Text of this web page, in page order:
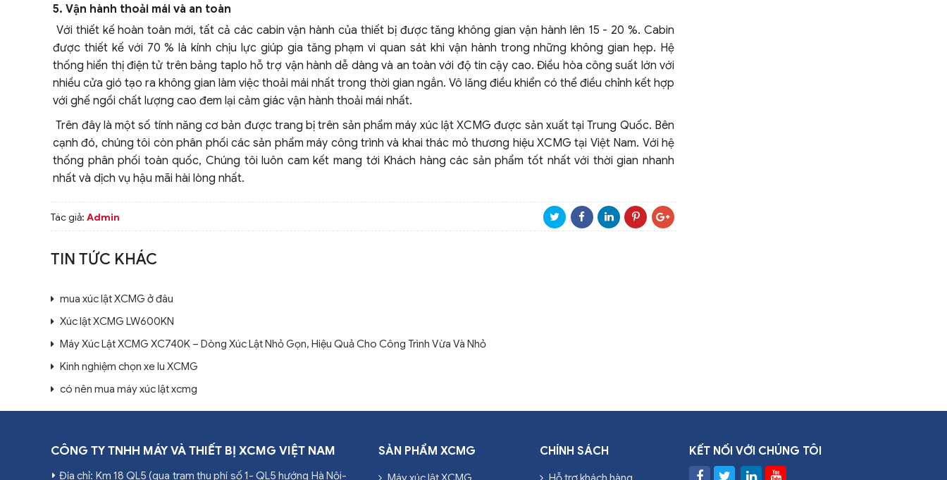
5. Vận hành thoải mái và an toàn
Với thiết kế hoàn toàn mới, tất cả các cabin vận hành của thiết bị được tăng không gian vận hành lên 15 - 20 %. Cabin
được thiết kế với 70 % là kính chịu lực giúp gia tăng phạm vi quan sát khi vận hành trong những không gian hẹp. Hệ
thống hiển thị điện tử trên bảng taplo hỗ trợ vận hành dễ dàng và an toàn với độ tin cậy cao. Điều hòa công suất lớn với
nhiều cửa gió tạo ra không gian làm việc thoải mái nhất trong thời gian ngắn. Vô lăng điều khiển có thể điều chỉnh kết hợp
với ghế ngồi chất lượng cao đem lại cảm giác vận hành thoải mái nhất.
Trên đây là một số tính năng cơ bản được trang bị trên sản phẩm máy xúc lật XCMG được sản xuất tại Trung Quốc. Bên
cạnh đó, chúng tôi còn phân phối các sản phẩm máy công trình và khai thác mỏ thương hiệu XCMG tại Việt Nam. Với hệ
thống phân phối toàn quốc, Chúng tôi luôn cam kết mang tới Khách hàng các sản phẩm tốt nhất với thời gian nhanh
nhất và dịch vụ hậu mãi hài lòng nhất.
Tác giả: Admin
TIN TỨC KHÁC
mua xúc lật XCMG ở đâu
Xúc lật XCMG LW600KN
Máy Xúc Lật XCMG XC740K – Dòng Xúc Lật Nhỏ Gọn, Hiệu Quả Cho Công Trình Vừa Và Nhỏ
Kinh nghiệm chọn xe lu XCMG
có nên mua máy xúc lật xcmg
CÔNG TY TNHH MÁY VÀ THIẾT BỊ XCMG VIỆT NAM
Địa chỉ: Km 18 QL5 (qua trạm thu phí số 1- QL5 hướng Hà Nội-
SẢN PHẨM XCMG CHÍNH SÁCH KẾT NỐI VỚI CHÚNG TÔI